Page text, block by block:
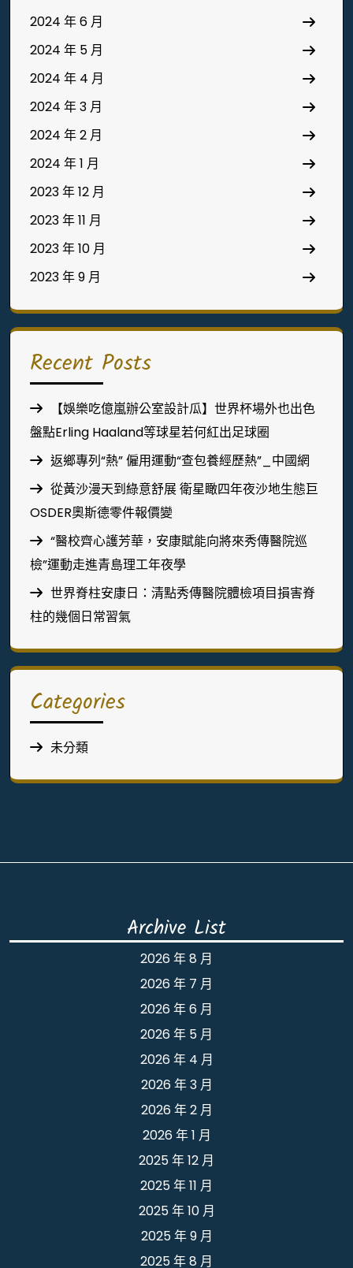
2024 年 6 月
2024 年 5 月
2024 年 4 月
2024 年 3 月
2024 年 2 月
2024 年 1 月
2023 年 12 月
2023 年 11 月
2023 年 10 月
2023 年 9 月
Recent Posts
【娛樂吃億嵐辦公室設計瓜】世界杯場外也出色
盤點Erling Haaland等球星若何紅出足球圈
返鄉專列“熱” 僱用運動“查包養經歷熱”_中國網
從黃沙漫天到綠意舒展 衛星瞰四年夜沙地生態巨
OSDER奧斯德零件報價變
“醫校齊心護芳華，安康賦能向將來秀傳醫院巡
檢”運動走進青島理工年夜學
世界脊柱安康日：清點秀傳醫院體檢項目損害脊
柱的幾個日常習氣
Categories
未分類
Archive List
2026 年 8 月
2026 年 7 月
2026 年 6 月
2026 年 5 月
2026 年 4 月
2026 年 3 月
2026 年 2 月
2026 年 1 月
2025 年 12 月
2025 年 11 月
2025 年 10 月
2025 年 9 月
2025 年 8 月